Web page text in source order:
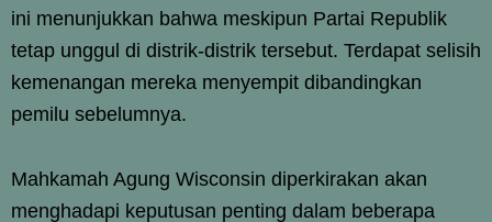
ini menunjukkan bahwa meskipun Partai Republik
tetap unggul di distrik-distrik tersebut. Terdapat selisih
kemenangan mereka menyempit dibandingkan
pemilu sebelumnya.
Mahkamah Agung Wisconsin diperkirakan akan
menghadapi keputusan penting dalam beberapa